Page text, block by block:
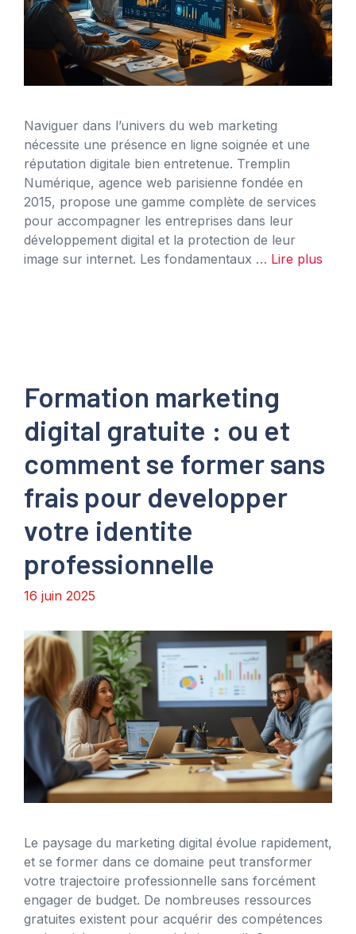
Naviguer dans l’univers du web marketing
nécessite une présence en ligne soignée et une
réputation digitale bien entretenue. Tremplin
Numérique, agence web parisienne fondée en
2015, propose une gamme complète de services
pour accompagner les entreprises dans leur
développement digital et la protection de leur
image sur internet. Les fondamentaux … Lire plus
Formation marketing
digital gratuite : ou et
comment se former sans
frais pour developper
votre identite
professionnelle
16 juin 2025
Le paysage du marketing digital évolue rapidement,
et se former dans ce domaine peut transformer
votre trajectoire professionnelle sans forcément
engager de budget. De nombreuses ressources
gratuites existent pour acquérir des compétences